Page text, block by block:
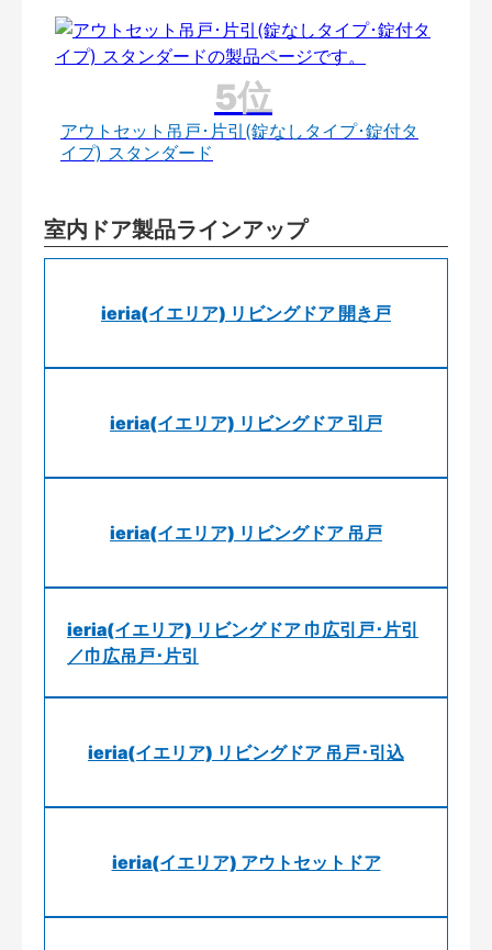
アウトセット吊戸･片引(錠なしタイプ･錠付タ
イプ) スタンダード
室内ドア製品ラインアップ
ieria(イエリア) リビングドア 開き戸
ieria(イエリア) リビングドア 引戸
ieria(イエリア) リビングドア 吊戸
ieria(イエリア) リビングドア 巾広引戸･片引
／巾広吊戸･片引
ieria(イエリア) リビングドア 吊戸･引込
ieria(イエリア) アウトセットドア